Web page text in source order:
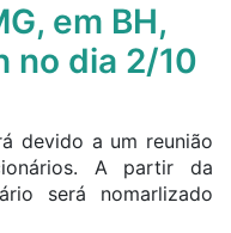
em BH,
no dia 2/10
devido a um reunião
A partir da
será nomarlizado